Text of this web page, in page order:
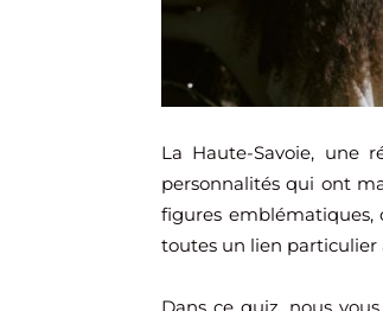
La Haute-Savoie, une
personnalités qui ont
figures emblématiques,
toutes un lien particulier